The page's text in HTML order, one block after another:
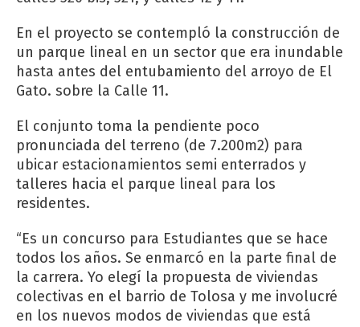
En el proyecto se contempló la construcción de
un parque lineal en un sector que era inundable
hasta antes del entubamiento del arroyo de El
Gato. sobre la Calle 11.
El conjunto toma la pendiente poco
pronunciada del terreno (de 7.200m2) para
ubicar estacionamientos semi enterrados y
talleres hacia el parque lineal para los
residentes.
“Es un concurso para Estudiantes que se hace
todos los años. Se enmarcó en la parte final de
la carrera. Yo elegí la propuesta de viviendas
colectivas en el barrio de Tolosa y me involucré
en los nuevos modos de viviendas que está